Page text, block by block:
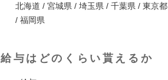
北海道 / 宮城県 / 埼玉県 / 千葉県 / 東京
/ 福岡県
給与はどのくらい貰えるか